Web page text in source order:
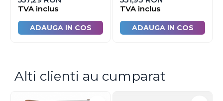
Specificatii:
• Lungime: 530 mm.;
• Capacitate de apa: 5.47 l;
TVA inclus
ADAUGA IN COS
TVA inclus
ADAUGA IN COS
Alti clienti au cumparat